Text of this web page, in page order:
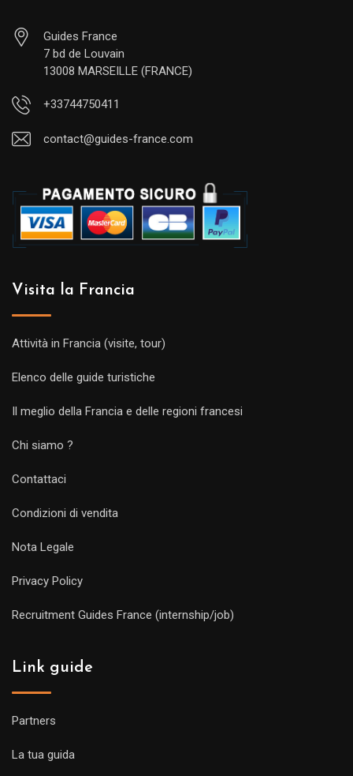
Guides France
7 bd de Louvain
13008 MARSEILLE (FRANCE)
+33744750411
contact@guides-france.com
Visita la Francia
Attività in Francia (visite, tour)
Elenco delle guide turistiche
Il meglio della Francia e delle regioni francesi
Chi siamo ?
Contattaci
Condizioni di vendita
Nota Legale
Privacy Policy
Recruitment Guides France (internship/job)
Link guide
Partners
La tua guida